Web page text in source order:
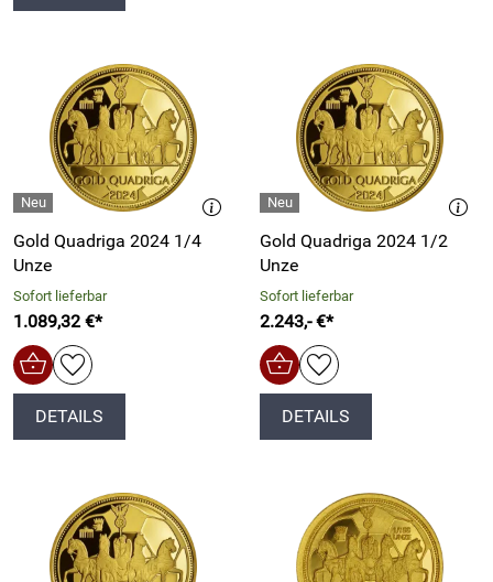
Gold Quadriga 2024 1/4
Unze
Sofort lieferbar
1.089,32 €*
DETAILS
Gold Quadriga 2024 1/2
Unze
Sofort lieferbar
2.243,- €*
DETAILS